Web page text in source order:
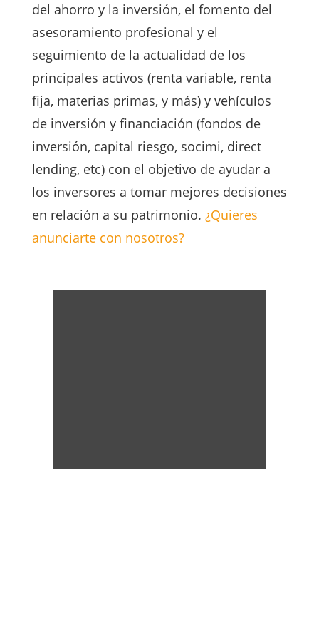
del ahorro y la inversión, el fomento del
asesoramiento profesional y el
seguimiento de la actualidad de los
principales activos (renta variable, renta
fija, materias primas, y más) y vehículos
de inversión y financiación (fondos de
inversión, capital riesgo, socimi, direct
lending, etc) con el objetivo de ayudar a
los inversores a tomar mejores decisiones
en relación a su patrimonio. ¿Quieres
anunciarte con nosotros?